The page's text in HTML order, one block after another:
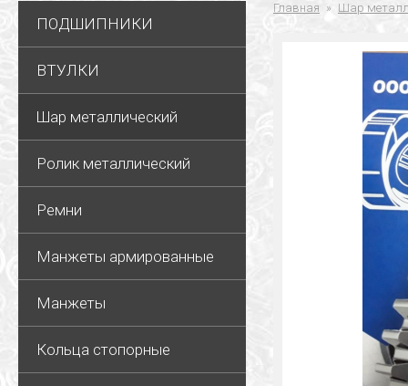
ПОДШИПНИКИ
ВТУЛКИ
Шар металлический
Ролик металлический
Ремни
Манжеты армированные
Манжеты
Кольца стопорные
Главная Шар